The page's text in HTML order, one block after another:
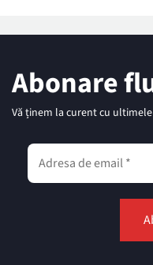
Abonare
Vă ținem la curent cu